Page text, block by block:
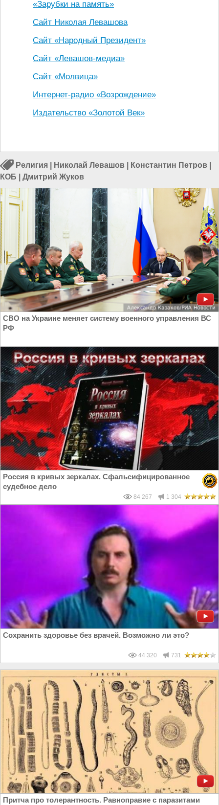
«Зарубки на память»
Сайт Николая Левашова
Сайт «Народный Президент»
Сайт «Левашов-медиа»
Сайт «Молвица»
Интернет-радио «Возрождение»
Издательство «Золотой Век»
Религия Николай Левашов Константин Петров
КОБ
Дмитрий Жуков
СВО на Украине меняет систему военного управления ВС
РФ
Россия в кривых зеркалах. Сфальсифицированное
судебное дело
84 267 1 304
Сохранить здоровье без врачей. Возможно ли это?
44 320 731
Притча про толерантность. Равноправие с паразитами